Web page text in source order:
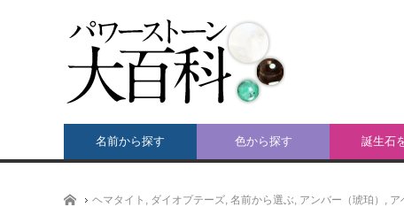
名前から探す 色から探す 誕生石
ホームヘマタイト , ダイオプテーズ, 名前から選ぶ, アンバー（琥珀） , ア